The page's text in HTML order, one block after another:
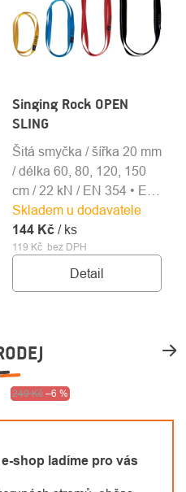
shop ladíme pro vás
Singing Rock OPEN
SLING
Skladem u dodavatele
119 Kč bez DPH
144 Kč / ks
Detail
Šitá smyčka / šířka 20 mm
/ délka 60, 80, 120, 150
cm / 22 kN / EN 354 • EN
566 • EN 795B
Výprodej
249 Kč –6 %